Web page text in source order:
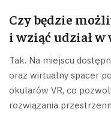
Czy będzie
i wziąć udział
Tak. Na miejscu
oraz wirtualny spacer
okularów VR, co
rozwiązania